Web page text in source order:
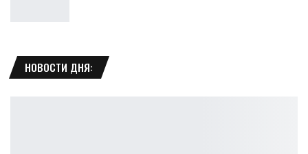
НОВОСТИ ДНЯ: